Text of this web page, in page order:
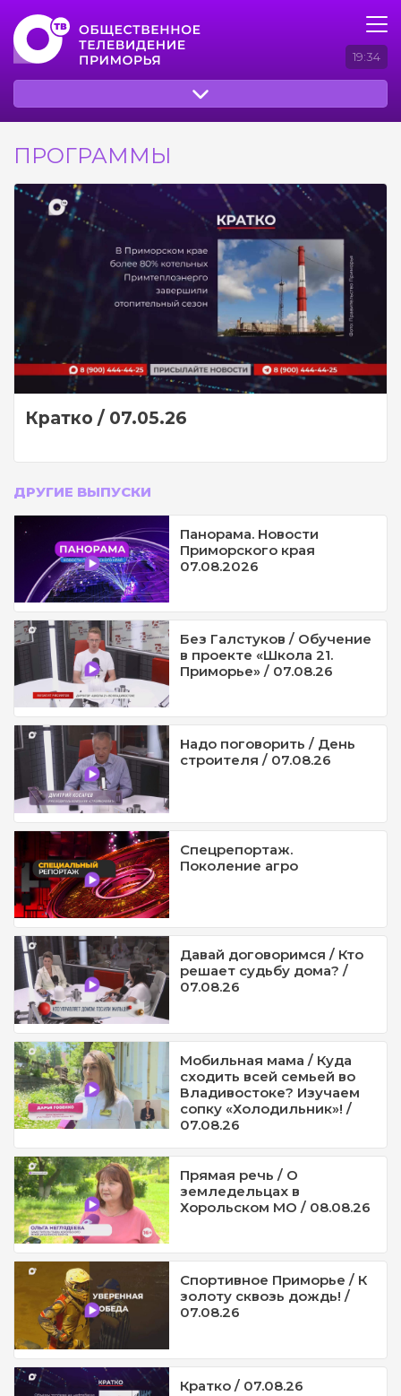
19:34
ПРОГРАММЫ
Кратко / 07.05.26
ДРУГИЕ ВЫПУСКИ
Панорама. Новости
Приморского края
07.08.2026
Без Галстуков / Обучение
в проекте «Школа 21.
Приморье» / 07.08.26
Надо поговорить / День
строителя / 07.08.26
Спецрепортаж.
Поколение агро
Давай договоримся / Кто
решает судьбу дома? /
07.08.26
Мобильная мама / Куда
сходить всей семьей во
Владивостоке? Изучаем
сопку «Холодильник»! /
07.08.26
Прямая речь / О
земледельцах в
Хорольском МО / 08.08.26
Спортивное Приморье / К
золоту сквозь дождь! /
07.08.26
Кратко / 07.08.26